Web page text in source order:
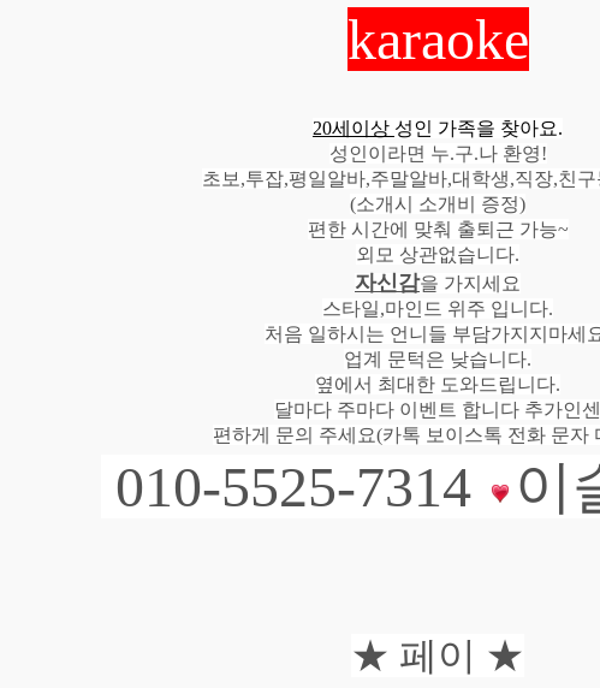
karaoke
20세이상 성인 가족을 찾아요.
성인이라면 누.구.나 환영!
초보,투잡,평일알바,주말알바,대학생,직장,친
(소개시 소개비 증정)
편한 시간에 맞춰 출퇴근 가능~
외모 상관없습니다.
자신감을 가지세요
스타일,마인드 위주 입니다.
처음 일하시는 언니들 부담가지지마세
업계 문턱은 낮습니다.
옆에서 최대한 도와드립니다.
달마다 주마다 이벤트 합니다 추가인센
편하게 문의 주세요(카톡 보이스톡 전화 문자
010-5525-7314 이
★ 페이 ★